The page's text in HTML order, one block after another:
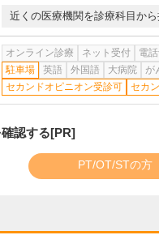
近くの医療機関を診療科目から
オンライン診療 ネット受付 電
駐車場
英語 外国語 大病院 が
セカンドオピニオン受診可
セカ
認する[PR]
PT/OT/STの方